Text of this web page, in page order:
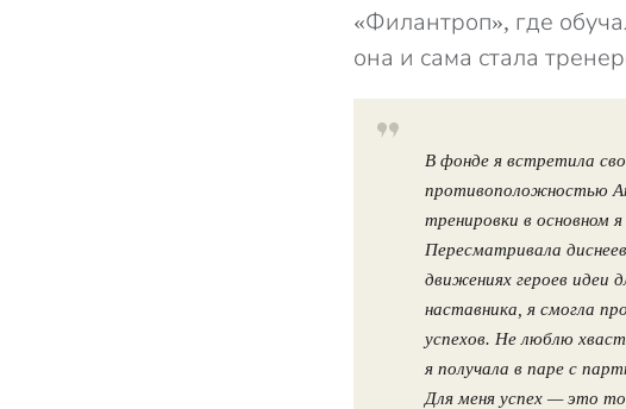
«Филантроп», где
она и сама стала
В фонде я встретила
противоположностью
тренировки в основном
Пересматривала
движениях героев идеи
наставника, я смогла
успехов. Не люблю
я получала в паре с
Для меня успех — это